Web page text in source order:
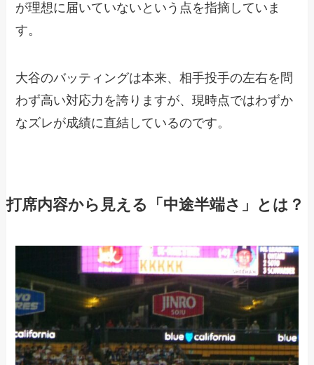
が理想に届いていないという点を指摘していま
す。
大谷のバッティングは本来、相手投手の左右を問
わず高い対応力を誇りますが、現時点ではわずか
なズレが成績に直結しているのです。
打席内容から見える「中途半端さ」とは？